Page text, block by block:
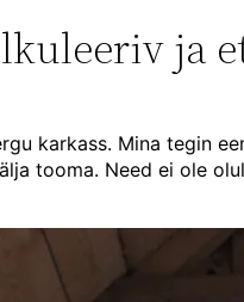
ja
karkass. Mina tegin
tooma. Need ei ole